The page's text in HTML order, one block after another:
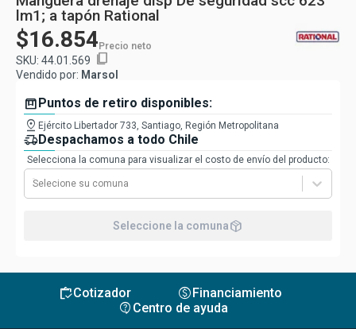
lm1; a tapón Rational
$16.854 Precio neto
SKU: 44.01.569 content_copy
Vendido por: Marsol
boxPuntos de retiro disponibles:
pin_drop Ejército Libertador 733, Santiago, Región Metropolitana
delivery_truck_speedDespachamos a todo Chile
Selecciona la comuna para visualizar el costo de envío del producto:
Selecione su comuna
Seleccione la comunapackage_2
inventoryCotizador monetization_onFinanciamiento
contact_support Centro de ayuda